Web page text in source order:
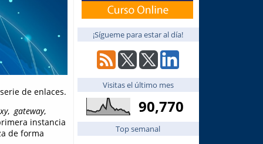
de enlaces.
,gateway,
instancia
de forma
¡Sígueme para estar al día!
Visitas el último mes
90,770
Top semanal